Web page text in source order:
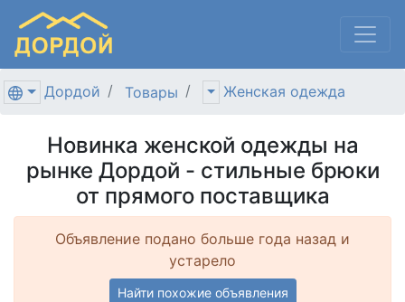
Дордой Товары Женская одежда
Новинка женской одежды на
рынке Дордой - стильные брюки
от прямого поставщика
Объявление подано больше года назад и
устарело
Найти похожие объявления